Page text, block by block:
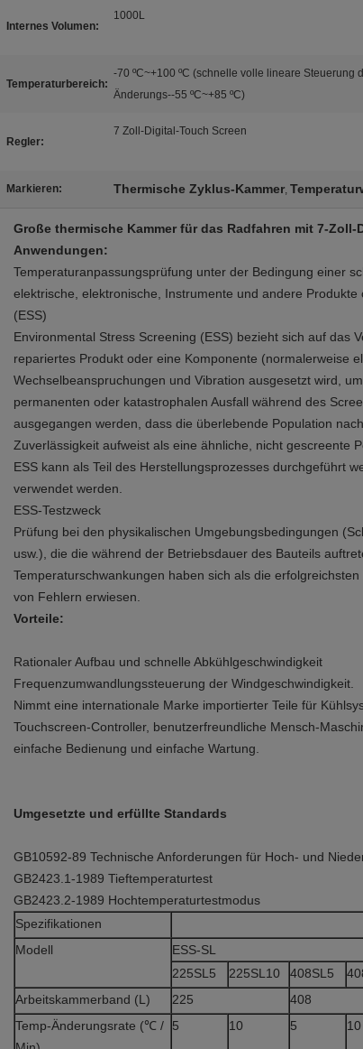
Internes Volumen:
1000L
Temperaturbereich:
-70 ºC~+100 ºC (schnelle volle lineare Steuerung
Änderungs--55 ºC~+85 ºC)
Regler:
7 Zoll-Digital-Touch Screen
Markieren: Thermische Zyklus-Kammer,
Große thermische Kammer für das Radfahren mit 7-Zoll-
Anwendungen:
Temperaturanpassungsprüfung unter der Bedingung einer
elektrische, elektronische, Instrumente und andere
(ESS)
Environmental Stress Screening (ESS) bezieht sich auf das
repariertes Produkt oder eine Komponente (normalerweise
Wechselbeanspruchungen und Vibration ausgesetzt wird,
permanenten oder katastrophalen Ausfall während des
ausgegangen werden, dass die überlebende Population
Zuverlässigkeit aufweist als eine ähnliche, nicht gescreente
ESS kann als Teil des Herstellungsprozesses durchgeführt
verwendet werden.
ESS-Testzweck
Prüfung bei den physikalischen Umgebungsbedingungen
usw.), die die während der Betriebsdauer des Bauteils
Temperaturschwankungen haben sich als die
von Fehlern erwiesen.
Vorteile:
Rationaler Aufbau und schnelle Abkühlgeschwindigkeit
Frequenzumwandlungssteuerung der Windgeschwindigkeit.
Nimmt eine internationale Marke importierter Teile für
Touchscreen-Controller, benutzerfreundliche Mensch-
einfache Bedienung und einfache Wartung.
Umgesetzte und erfüllte Standards
GB10592-89 Technische Anforderungen für Hoch- und
GB2423.1-1989 Tieftemperaturtest
GB2423.2-1989 Hochtemperaturtestmodus
Spezifikationen
Modell
ESS-SL
225SL5
225SL10 408SL5
Arbeitskammerband (L)
225 408
Temp-Änderungsrate (℃ /
5 10 5 10